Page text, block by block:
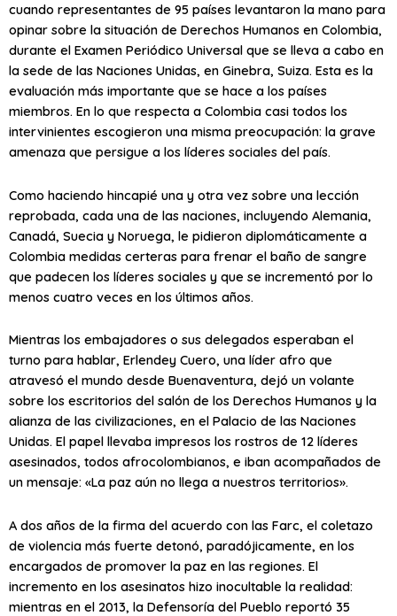
cuando representantes de 95 países levantaron la mano para
opinar sobre la situación de Derechos Humanos en Colombia,
durante el Examen Periódico Universal que se lleva a cabo en
la sede de las Naciones Unidas, en Ginebra, Suiza. Esta es la
evaluación más importante que se hace a los países
miembros. En lo que respecta a Colombia casi todos los
intervinientes escogieron una misma preocupación: la grave
amenaza que persigue a los líderes sociales del país.
Como haciendo hincapié una y otra vez sobre una lección
reprobada, cada una de las naciones, incluyendo Alemania,
Canadá, Suecia y Noruega, le pidieron diplomáticamente a
Colombia medidas certeras para frenar el baño de sangre
que padecen los líderes sociales y que se incrementó por lo
menos cuatro veces en los últimos años.
Mientras los embajadores o sus delegados esperaban el
turno para hablar, Erlendey Cuero, una líder afro que
atravesó el mundo desde Buenaventura, dejó un volante
sobre los escritorios del salón de los Derechos Humanos y la
alianza de las civilizaciones, en el Palacio de las Naciones
Unidas. El papel llevaba impresos los rostros de 12 líderes
asesinados, todos afrocolombianos, e iban acompañados de
un mensaje: «La paz aún no llega a nuestros territorios».
A dos años de la firma del acuerdo con las Farc, el coletazo
de violencia más fuerte detonó, paradójicamente, en los
encargados de promover la paz en las regiones. El
incremento en los asesinatos hizo inocultable la realidad:
mientras en el 2013, la Defensoría del Pueblo reportó 35